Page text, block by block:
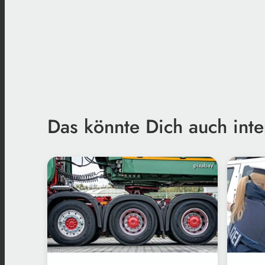
Das könnte Dich auch
pixabay